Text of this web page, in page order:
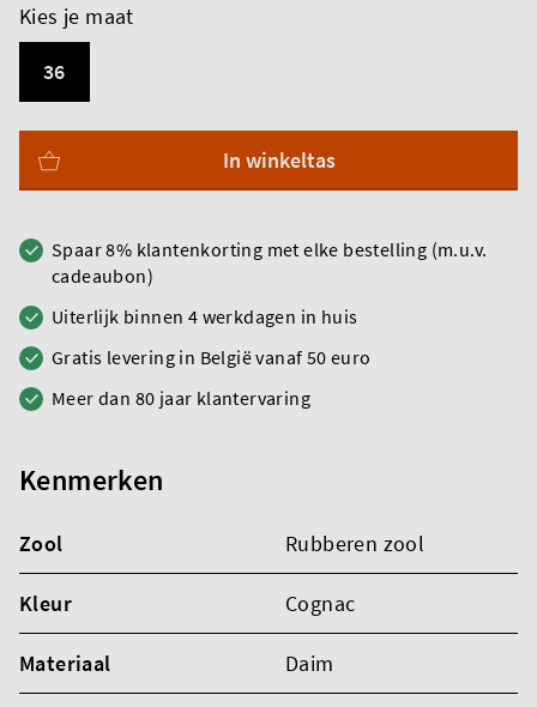
Kies je maat
36
In winkeltas
Spaar 8% klantenkorting met elke bestelling (m.u.v.
cadeaubon)
Uiterlijk binnen 4 werkdagen in huis
Gratis levering in België vanaf 50 euro
Meer dan 80 jaar klantervaring
Kenmerken
Zool Rubberen zool
Kleur Cognac
Materiaal Daim